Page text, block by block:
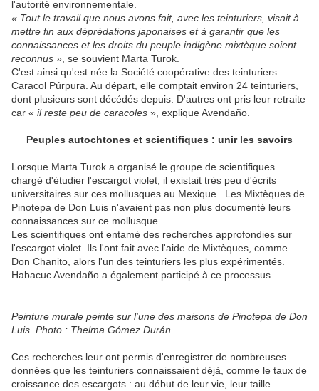
l'autorité environnementale.
« Tout le travail que nous avons fait, avec les teinturiers, visait à
mettre fin aux déprédations japonaises et à garantir que les
connaissances et les droits du peuple indigène mixtèque soient
reconnus » , se souvient Marta Turok.
C'est ainsi qu'est née la Société coopérative des teinturiers
Caracol Púrpura. Au départ, elle comptait environ 24 teinturiers,
dont plusieurs sont décédés depuis. D'autres ont pris leur retraite
car « il reste peu de caracoles », explique Avendaño.
Peuples autochtones et scientifiques : unir les savoirs
Lorsque Marta Turok a organisé le groupe de scientifiques
chargé d'étudier l'escargot violet, il existait très peu d'écrits
universitaires sur ces mollusques au Mexique . Les Mixtèques de
Pinotepa de Don Luis n'avaient pas non plus documenté leurs
connaissances sur ce mollusque.
Les scientifiques ont entamé des recherches approfondies sur
l'escargot violet. Ils l'ont fait avec l'aide de Mixtèques, comme
Don Chanito, alors l'un des teinturiers les plus expérimentés.
Habacuc Avendaño a également participé à ce processus.
Peinture murale peinte sur l'une des maisons de Pinotepa de Don
Luis. Photo : Thelma Gómez Durán
Ces recherches leur ont permis d'enregistrer de nombreuses
données que les teinturiers connaissaient déjà, comme le taux de
croissance des escargots : au début de leur vie, leur taille